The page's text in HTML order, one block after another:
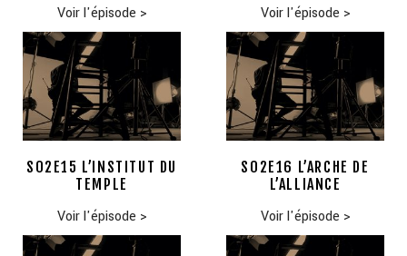
Voir l'épisode > Voir l'épisode >
S02E15 L’INSTITUT DU
TEMPLE
Voir l'épisode >
S02E16 L’ARCHE DE
L’ALLIANCE
Voir l'épisode >